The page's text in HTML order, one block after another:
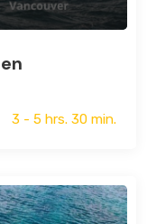
3 - 5 hrs. 30 min.